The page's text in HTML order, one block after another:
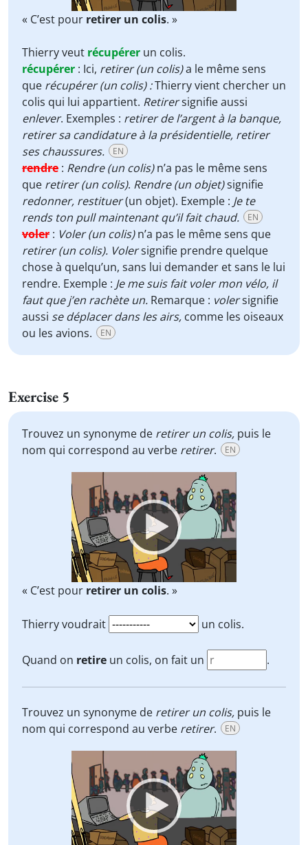
« C’est pour retirer un colis. »
Thierry veut récupérer un colis.
récupérer : Ici, retirer (un colis)a le même sens
que récupérer (un colis) :Thierry vient chercher un
colis qui lui appartient. Retirersignifie aussi
enlever. Exemples : retirer de l’argent à la banque,
retirer sa candidature à la présidentielle, retirer
ses chaussures.
EN
rendre : Rendre (un colis)n’a pas le même sens
que retirer (un colis). Rendre (un objet)signifie
redonner, restituer(un objet). Exemple : Je te
rends ton pull maintenant qu’il fait chaud.
EN
voler : Voler (un colis)n’a pas le même sens que
retirer (un colis). Volersignifie prendre quelque
chose à quelqu’un, sans lui demander et sans le lui
rendre. Exemple : Je me suis fait voler mon vélo, il
faut que j’en rachète un. Remarque : volersignifie
aussi se déplacer dans les airs, comme les oiseaux
ou les avions.
EN
Exercise 5
Trouvez un synonyme de retirer un colis, puis le
nom qui correspond au verbe retirer. EN
Video
Player
« C’est pour retirer un colis. »
Thierry voudrait un colis.
Quand on retire un colis, on fait un .
Trouvez un synonyme de retirer un colis, puis le
nom qui correspond au verbe retirer. EN
Video
Player